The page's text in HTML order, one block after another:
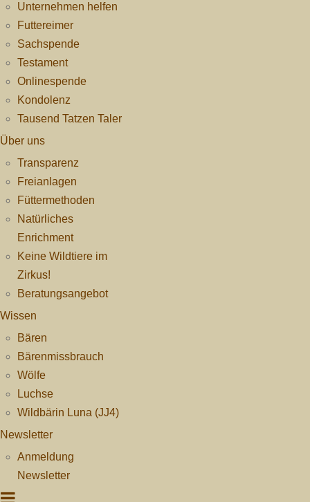
Unternehmen helfen
Futtereimer
Sachspende
Testament
Onlinespende
Kondolenz
Tausend Tatzen Taler
Über uns
Transparenz
Freianlagen
Füttermethoden
Natürliches
Enrichment
Keine Wildtiere im
Zirkus!
Beratungsangebot
Wissen
Bären
Bärenmissbrauch
Wölfe
Luchse
Wildbärin Luna (JJ4)
Newsletter
Anmeldung
Newsletter